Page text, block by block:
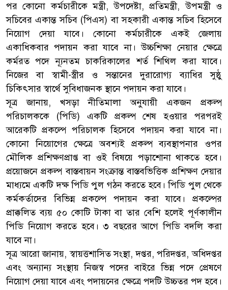
পর কোনো কর্মচারীকে মন্ত্রী, উপদেষ্টা, প্রতিমন্ত্রী, উপমন্ত্রী ও
সচিবের একান্ত সচিব (পিএস) বা সহকারী একান্ত সচিব হিসেবে
নিয়োগ দেয়া যাবে। কোনো কর্মচারীকে একই জেলায়
একাধিকবার পদায়ন করা যাবে না। উচ্চশিক্ষা নেয়ার ক্ষেত্রে
কর্মরত পদে ন্যূনতম চাকরিকালের শর্ত শিথিল করা যাবে।
নিজের বা স্বামী-স্ত্রীর ও সন্তানের দুরারোগ্য ব্যাধির সুষ্ঠু
চিকিৎসার স্বার্থে সুবিধাজনক স্থানে পদায়ন করা যাবে।
সূত্র জানায়, খসড়া নীতিমালা অনুযায়ী একজন প্রকল্প
পরিচালককে (পিডি) একটি প্রকল্প শেষ হওয়ার পরপরই
আরেকটি প্রকল্পে পরিচালক হিসেবে পদায়ন করা যাবে না।
কোনো নিয়োগের ক্ষেত্রে অবশ্যই প্রকল্প ব্যবস্থাপনার ওপর
মৌলিক প্রশিক্ষণপ্রাপ্ত বা ওই বিষয়ে পড়াশোনা থাকতে হবে।
প্রয়োজনে প্রকল্প বাস্তবায়ন সংক্রান্ত বাস্তবভিত্তিক প্রশিক্ষণ দেয়ার
মাধ্যমে একটি দক্ষ পিডি পুল গঠন করতে হবে। পিডি পুল থেকে
কর্মকর্তাদের বিভিন্ন প্রকল্পে পদায়ন করা যাবে। প্রকল্পের
প্রাক্কলিত ব্যয় ৫০ কোটি টাকা বা তার বেশি হলেই পূর্ণকালীন
পিডি নিয়োগ করতে হবে। ৩ বছরের আগে পিডি বদলি করা
যাবে না।
সূত্র আরো জানায়, স্বায়ত্তশাসিত সংস্থা, দপ্তর, পরিদপ্তর, অধিদপ্তর
এবং অন্যান্য সংস্থায় নিজস্ব পদের বাইরে ভিন্ন পদে প্রেষণে
নিয়োগ দেয়া যাবে এবং পদায়নের ক্ষেত্রে পদটি উচ্চতর পদ হবে।